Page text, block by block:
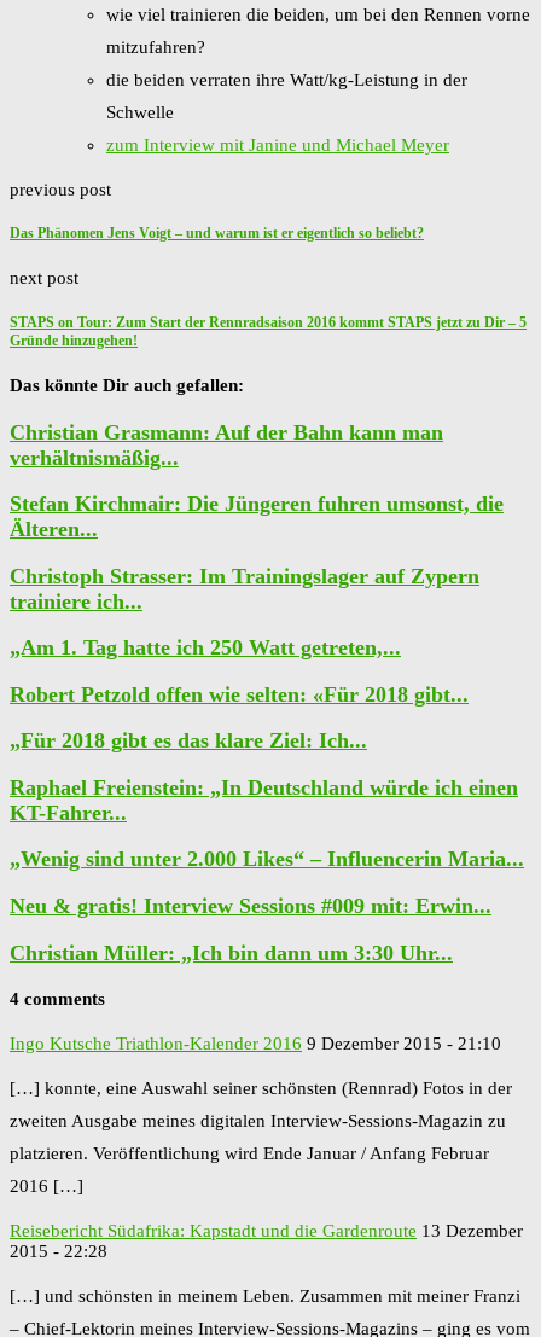
wie viel trainieren die beiden, um bei den Rennen vorne
mitzufahren?
die beiden verraten ihre Watt/kg-Leistung in der
Schwelle
zum Interview mit Janine und Michael Meyer
previous post
Das Phänomen Jens Voigt – und warum ist er eigentlich so beliebt?
next post
STAPS on Tour: Zum Start der Rennradsaison 2016 kommt STAPS jetzt zu Dir – 5
Gründe hinzugehen!
Das könnte Dir auch gefallen:
Christian Grasmann: Auf der Bahn kann man
verhältnismäßig...
Stefan Kirchmair: Die Jüngeren fuhren umsonst, die
Älteren...
Christoph Strasser: Im Trainingslager auf Zypern
trainiere ich...
„Am 1. Tag hatte ich 250 Watt getreten,...
Robert Petzold offen wie selten: «Für 2018 gibt...
„Für 2018 gibt es das klare Ziel: Ich...
Raphael Freienstein: „In Deutschland würde ich einen
KT-Fahrer...
„Wenig sind unter 2.000 Likes“ – Influencerin Maria...
Neu & gratis! Interview Sessions #009 mit: Erwin...
Christian Müller: „Ich bin dann um 3:30 Uhr...
4 comments
Ingo Kutsche Triathlon-Kalender 2016 9 Dezember 2015 - 21:10
[…] konnte, eine Auswahl seiner schönsten (Rennrad) Fotos in der
zweiten Ausgabe meines digitalen Interview-Sessions-Magazin zu
platzieren. Veröffentlichung wird Ende Januar / Anfang Februar
2016 […]
Reisebericht Südafrika: Kapstadt und die Gardenroute 13 Dezember
2015 - 22:28
[…] und schönsten in meinem Leben. Zusammen mit meiner Franzi
– Chief-Lektorin meines Interview-Sessions-Magazins – ging es vom